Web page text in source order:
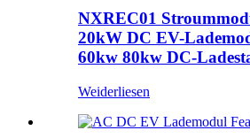
NXREC01
20kW DC EV-
60kw 80kw DC-
Weiderliesen